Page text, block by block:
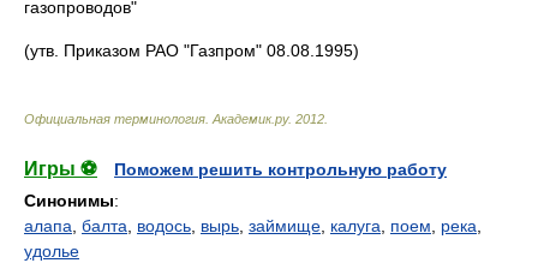
газопроводов"
(утв. Приказом РАО "Газпром" 08.08.1995)
Официальная терминология Академик.ру. 2012
Игры ⚽
Поможем решить контрольную работу
Синонимы:
алапа балта водось вырь займище калуга поем река
удолье